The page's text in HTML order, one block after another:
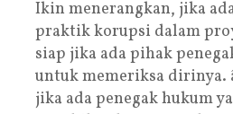
Ikin menerangkan, jika
praktik korupsi dalam
siap jika ada pihak
untuk memeriksa dirinya.
jika ada penegak hukum